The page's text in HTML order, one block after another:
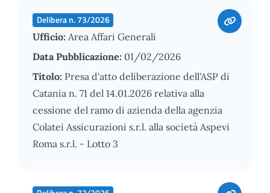
Delibera n. 73/2026
Ufficio: Area Affari Generali
Data Pubblicazione: 01/02/2026
Titolo: Presa d'atto deliberazione dell'ASP di
Catania n. 71 del 14.01.2026 relativa alla
cessione del ramo di azienda della agenzia
Colatei Assicurazioni s.r.l. alla società Aspevi
Roma s.r.l. - Lotto 3